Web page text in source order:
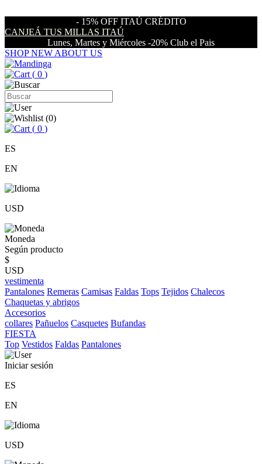
- 15% OFF ITAÚ CRÉDITO
CANJEÁ TUS MILLAS ITAÚ
Lunes, Martes y Miércoles -20% Club el Pais
SHOP NEW ABOUT US
( 0 )
(0)
( 0 )
ES
EN
USD
Moneda
Según producto
$
USD
vestimenta
Pantalones Remeras Camisas Faldas Tops Tejidos Chalecos
Chaquetas y abrigos
Accesorios
collares Pañuelos Casquetes Bufandas
FIESTA
Top Vestidos Faldas Pantalones
Iniciar sesión
ES
EN
USD